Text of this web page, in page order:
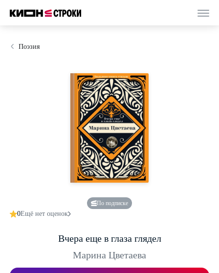
Поэзия
По подписке
0Ещё нет оценок
Вчера еще в глаза глядел
Марина Цветаева